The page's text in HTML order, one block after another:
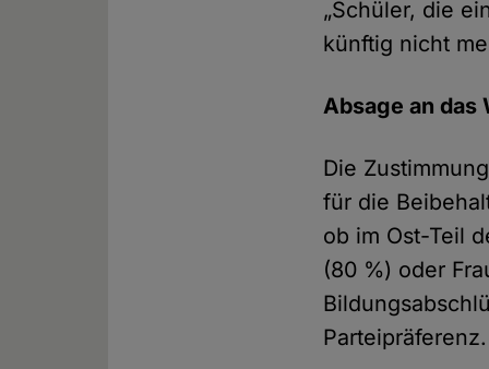
„Schüler, die
künftig nicht
Absage an
Die
für die
ob im Ost-Teil
(80 %) oder
Parteipräferenz.